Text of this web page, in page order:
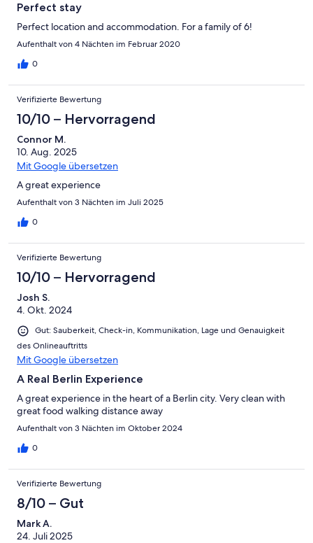
Perfect stay
Perfect location and accommodation. For a family of 6!
Aufenthalt von 4 Nächten im Februar 2020
0
Verifizierte Bewertung
10/10 – Hervorragend
Connor M.
10. Aug. 2025
Mit Google übersetzen
A great experience
Aufenthalt von 3 Nächten im Juli 2025
0
Verifizierte Bewertung
10/10 – Hervorragend
Josh S.
4. Okt. 2024
Gut: Sauberkeit, Check-in, Kommunikation, Lage und Genauigkeit
des Onlineauftritts
Mit Google übersetzen
A Real Berlin Experience
A great experience in the heart of a Berlin city. Very clean with
great food walking distance away
Aufenthalt von 3 Nächten im Oktober 2024
0
Verifizierte Bewertung
8/10 – Gut
Mark A.
24. Juli 2025